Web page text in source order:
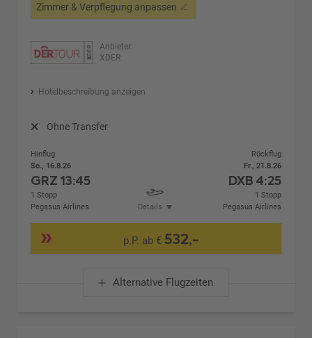
Zimmer & Verpflegung anpassen
Anbieter:
XDER
Hotelbeschreibung anzeigen
Ohne Transfer
Hinflug
So., 16.8.26
GRZ13:45
1 Stopp
Pegasus Airlines
Details
Rückflug
Fr., 21.8.26
DXB 4:25
1 Stopp
Pegasus Airlines
p.P. ab € 532,-
Alternative Flugzeiten